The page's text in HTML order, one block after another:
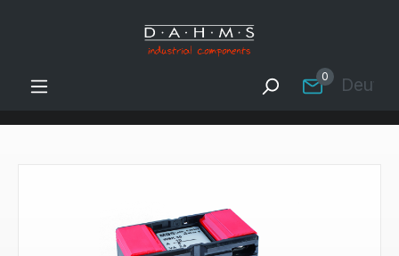
Zum Hauptinhalt springen
0
Bildergalerie überspringen